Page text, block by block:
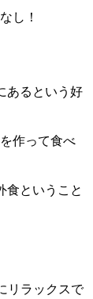
し！
あるという好
作って食べ
食ということ
リラックスで